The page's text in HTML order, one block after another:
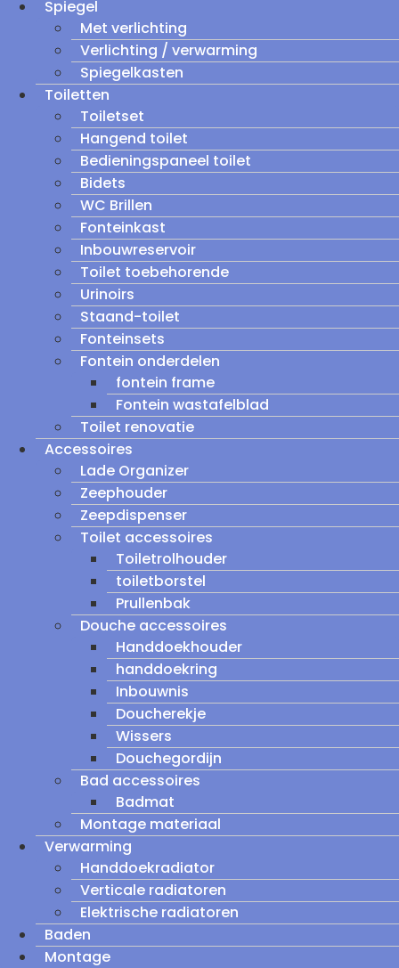
Spiegel
Met verlichting
Verlichting / verwarming
Spiegelkasten
Toiletten
Toiletset
Hangend toilet
Bedieningspaneel toilet
Bidets
WC Brillen
Fonteinkast
Inbouwreservoir
Toilet toebehorende
Urinoirs
Staand-toilet
Fonteinsets
Fontein onderdelen
fontein frame
Fontein wastafelblad
Toilet renovatie
Accessoires
Lade Organizer
Zeephouder
Zeepdispenser
Toilet accessoires
Toiletrolhouder
toiletborstel
Prullenbak
Douche accessoires
Handdoekhouder
handdoekring
Inbouwnis
Doucherekje
Wissers
Douchegordijn
Bad accessoires
Badmat
Montage materiaal
Verwarming
Handdoekradiator
Verticale radiatoren
Elektrische radiatoren
Baden
Montage